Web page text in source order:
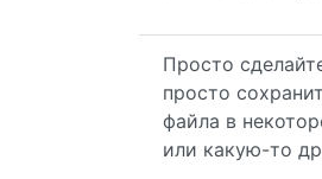
Просто
просто
файла в
или какую-то